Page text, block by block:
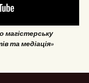
магістерську
та медіація»